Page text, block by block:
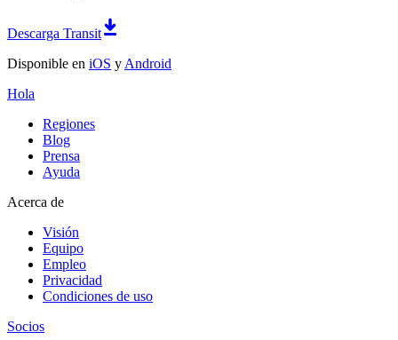
Descarga Transit
Disponible en iOS y Android
Hola
Regiones
Blog
Prensa
Ayuda
Acerca de
Visión
Equipo
Empleo
Privacidad
Condiciones de uso
Socios